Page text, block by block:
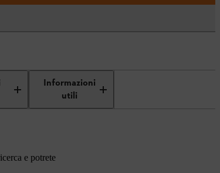
Informazioni
utili
e potrete